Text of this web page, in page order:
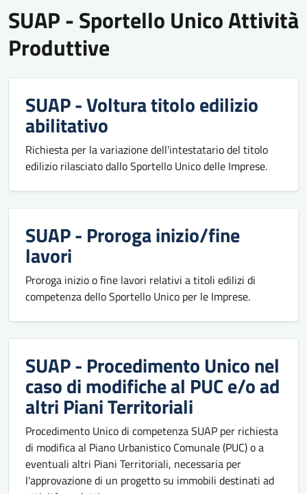
SUAP - Sportello Unico Attività
Produttive
SUAP - Voltura titolo edilizio
abilitativo
Richiesta per la variazione dell'intestatario del titolo
edilizio rilasciato dallo Sportello Unico delle Imprese.
SUAP - Proroga inizio/fine
lavori
Proroga inizio o fine lavori relativi a titoli edilizi di
competenza dello Sportello Unico per le Imprese.
SUAP - Procedimento Unico nel
caso di modifiche al PUC e/o ad
altri Piani Territoriali
Procedimento Unico di competenza SUAP per richiesta
di modifica al Piano Urbanistico Comunale (PUC) o a
eventuali altri Piani Territoriali, necessaria per
l'approvazione di un progetto su immobili destinati ad